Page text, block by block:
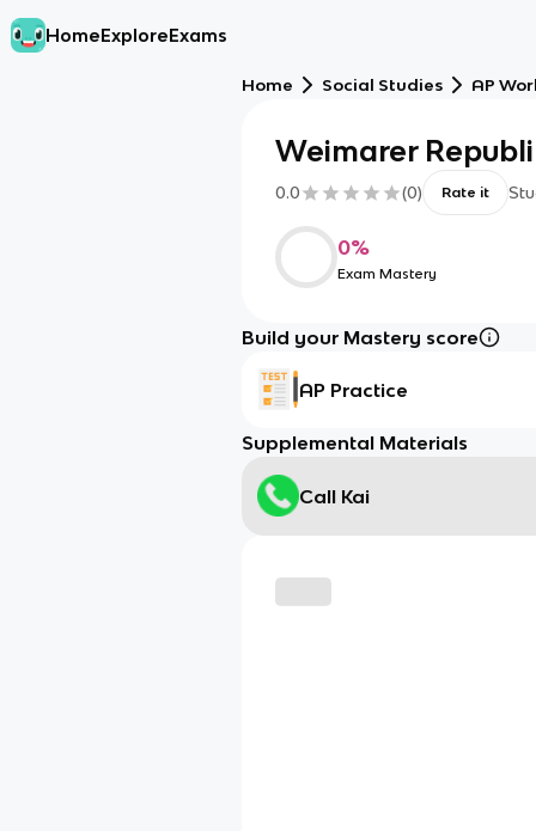
HomeExploreExams
Home Social Studies AP
Weimarer
0.0 (0) Rate it
0%
Exam Mastery
Build your Mastery score
AP Practice
Supplemental Materials
Call Kai